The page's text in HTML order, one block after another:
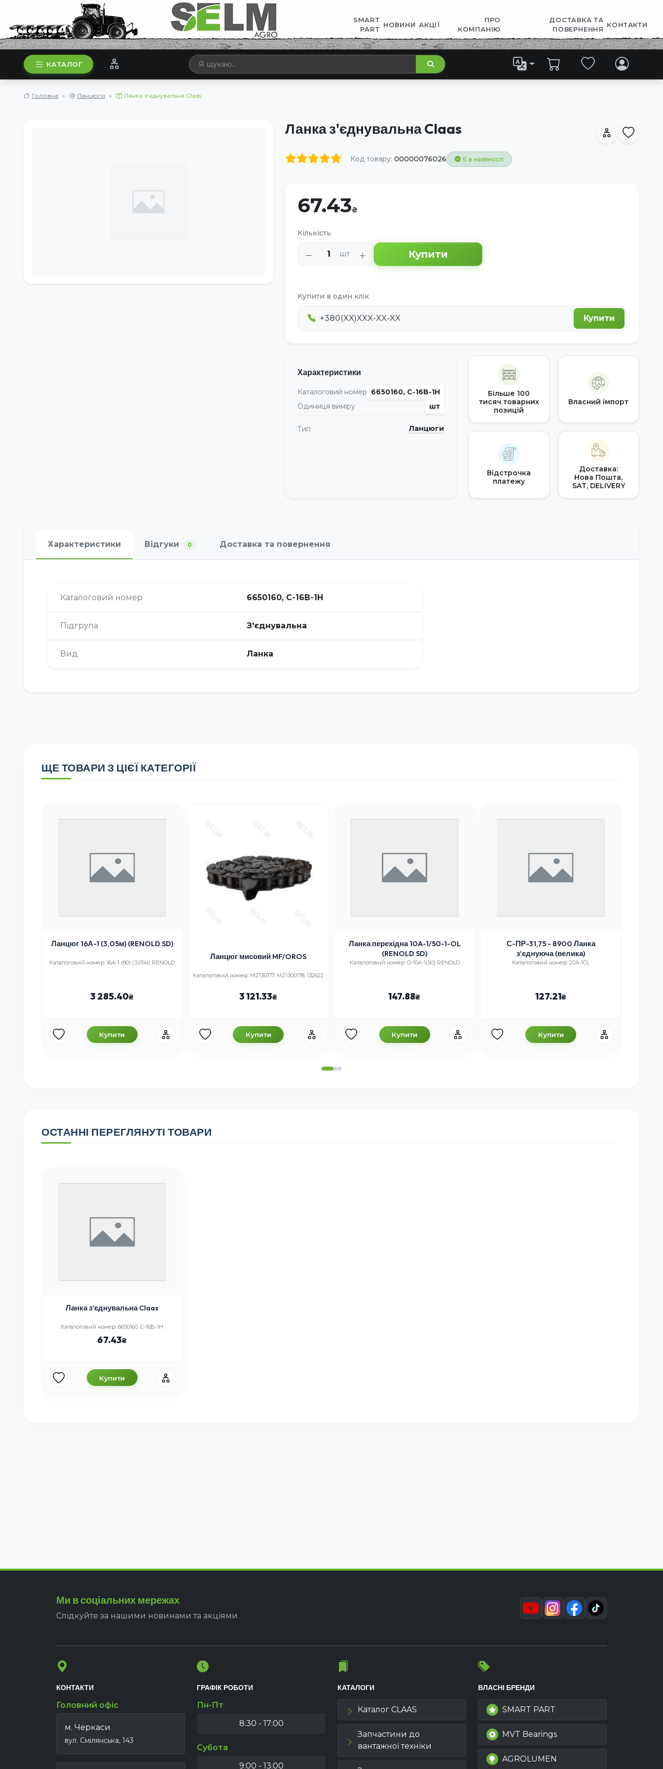
SMART
PART
НОВИНИ АКЦІЇ
ПРО
КОМПАНІЮ
ДОСТАВКА ТА
ПОВЕРНЕННЯ
КОНТАКТИ
КАТАЛОГ
Головна Ланцюги Ланка з'єднувальна Claas
Ланка з'єднувальна Claas
Код товару: 00000076026 Є в наявності
67.43
Кількість
шт Купити
Купити в один клік
Купити
Характеристики
Каталоговий номер 6650160, C-16B-1H
Одиниця виміру
шт
Тип Ланцюги
Більше 100
тисяч товарних
позицій
Власний імпорт
Відстрочка
платежу
Доставка:
Нова Пошта,
SAT, DELIVERY
Характеристики Відгуки 0 Доставка та повернення
Каталоговий номер 6650160, C-16B-1H
Підгрупа З'єднувальна
Вид Ланка
ЩЕ ТОВАРИ З ЦІЄЇ КАТЕГОРІЇ
Ланцюг 16А-1 (3,05м) (RENOLD SD)
Каталоговий номер: 16A-1 (80) (3,05м) RENOLD
3 285.40
Купити
Ланцюг мисовий MF/OROS
Каталоговий номер: MZ130177, MZ1300178, 132622
3 121.33
Купити
Ланка перехідна 10A-1/50-1-OL
(RENOLD SD)
Каталоговий номер: O-10A-1(50) RENOLD
147.88
Купити
С-ПР-31,75 - 8900 Ланка
з'єднуюча (велика)
Каталоговий номер: 20А-1CL
127.21
Купити
ОСТАННІ ПЕРЕГЛЯНУТІ ТОВАРИ
Ланка з'єднувальна Claas
Каталоговий номер: 6650160, C-16B-1H
67.43
Купити
Ми в соціальних мережах
Слідкуйте за нашими новинами та акціями
КОНТАКТИ
Головний офіс
м. Черкаси
вул. Смілянська, 143
ГРАФІК РОБОТИ
Пн-Пт
8:30 - 17:00
Субота
9:00 - 13:00
КАТАЛОГИ
Каталог CLAAS
Запчастини до
вантажної техніки
ВЛАСНІ БРЕНДИ
SMART PART
MVT Bearings
AGROLUMEN